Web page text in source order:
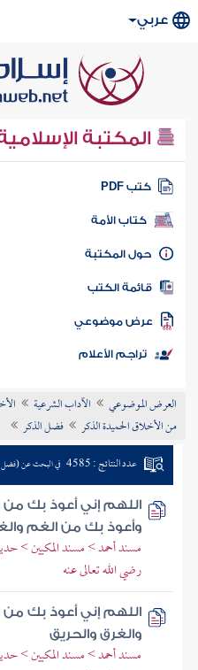
عربي
المكتبة
كتب PDF
كتاب الأمة
المكتبة
الكتب
موضوعي
تراجم الأعلام
العرض الموضوعي الآداب الشرعية
من الأخلاق الحميدة الذكر
فضل الذكر
عدد النتائج : 4585 في البحث عن (فضل
اللهم إني أعوذ بك من
وأعوذ بك من الغم
مسند أحمد > مسند المكيين >
رضي الله تعالى عنه
اللهم إني أعوذ بك من
والغرق والحريق
مسند أحمد > مسند المكيين >